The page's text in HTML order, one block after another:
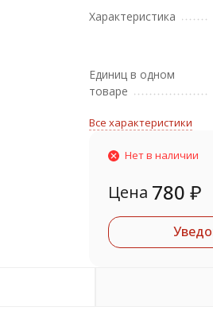
Характеристика
Единиц в одном
товаре
Все характеристики
Нет в наличии
Цена 780 ₽